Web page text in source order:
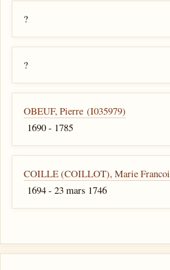
?
?
OBEUF, Pierre (I035979)
1690 - 1785
COILLE (COILLOT), Marie
1694 - 23 mars 1746